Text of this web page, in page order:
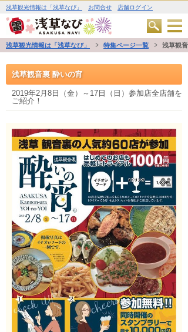
浅草観光情報は「浅草なび」 お問合せ 店舗ログイン
浅草観光情報は「浅草なび」 特集ページ一覧 浅草観音
浅草観音裏 酔いの宵
2019年2月8日（金）～17日（日）参加店全店舗を
ご紹介！